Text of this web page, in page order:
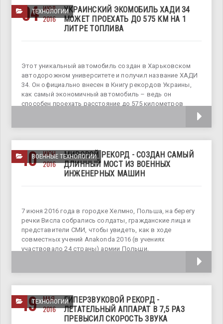
ТЕХНОЛОГИИ
04 ИЮЛ
2016
УКРАИНСКИЙ ЭКОМОБИЛЬ ХАДИ 34
МОЖЕТ ПРОЕХАТЬ ДО 575 КМ НА 1
ЛИТРЕ ТОПЛИВА
Этот уникальный автомобиль создан в Харьковском
автодорожном университете и получил название ХАДИ
34. Он официально внесен в Книгу рекордов Украины,
как самый экономичный автомобиль – ведь он
способен проехать расстояние до 575 километров
ВОЕННЫЕ ТЕХНОЛОГИИ
10 ИЮН
2016
МИРОВОЙ РЕКОРД - СОЗДАН САМЫЙ
ДЛИННЫЙ МОСТ ИЗ ВОЕННЫХ
ИНЖЕНЕРНЫХ МАШИН
7 июня 2016 года в городке Хелмно, Польша, на берегу
речки Висла собрались солдаты, гражданские лица и
представители СМИ, чтобы увидеть, как в ходе
совместных учений Anakonda 2016 (в учениях
участвовало 24 страны) армии Польши,
ТЕХНОЛОГИИ
19 МАЯ
2016
ГИПЕРЗВУКОВОЙ РЕКОРД -
ЛЕТАТЕЛЬНЫЙ АППАРАТ В 7,5 РАЗ
ПРЕВЫСИЛ СКОРОСТЬ ЗВУКА